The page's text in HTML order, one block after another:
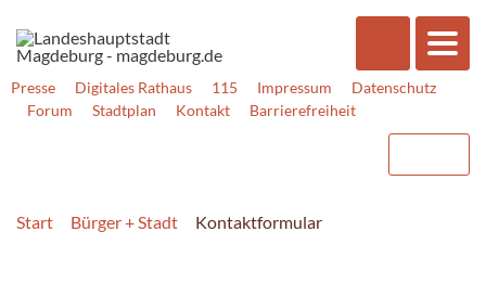
Presse Digitales Rathaus 115 Impressum
Datenschutz
Forum
Stadtplan Kontakt Barrierefreiheit
Start Bürger + Stadt Kontaktformular